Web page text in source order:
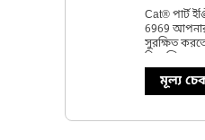
Cat® পার্ট
6969 আপনার
সুরক্ষিত
করে।মূল্য